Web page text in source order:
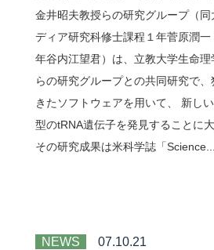
鶴
慶
金井昭夫教授らの研究グループ（
ディア研究科修士課程１年菅原潤一
年谷内江望君）は、立教大学生命
らの研究グループとの共同研究で
きたソフトウェアを用いて、 新し
型のtRNA遺伝子を発見することに
その研究成果は米科学誌「Science...
NEWS 07.10.21